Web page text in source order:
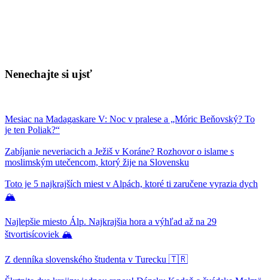
Nenechajte si ujsť
Mesiac na Madagaskare V: Noc v pralese a „Móric Beňovský? To
je ten Poliak?“
Zabíjanie neveriacich a Ježiš v Koráne? Rozhovor o islame s
moslimským utečencom, ktorý žije na Slovensku
Toto je 5 najkrajších miest v Alpách, ktoré ti zaručene vyrazia dych
🏔
Najlepšie miesto Álp. Najkrajšia hora a výhľad až na 29
štvortisícoviek 🏔
Z denníka slovenského študenta v Turecku 🇹🇷